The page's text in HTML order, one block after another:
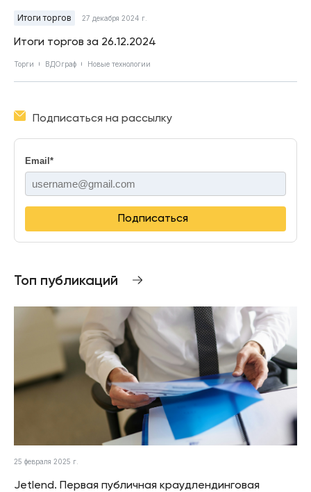
Итоги торгов 27 декабря 2024 г.
Итоги торгов за 26.12.2024
Торги ВДОграф Новые технологии
Подписаться на рассылку
Email *
Подписаться
Топ публикаций
25 февраля 2025 г.
Jetlend. Первая публичная краудлендинговая